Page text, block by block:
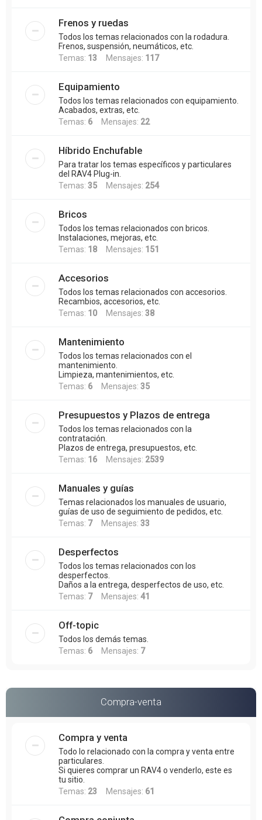
Frenos y ruedas
Todos los temas relacionados con la rodadura.
Frenos, suspensión, neumáticos, etc.
Temas: 13 Mensajes: 117
Equipamiento
Todos los temas relacionados con equipamiento.
Acabados, extras, etc.
Temas: 6 Mensajes: 22
Híbrido Enchufable
Para tratar los temas específicos y particulares
del RAV4 Plug-in.
Temas: 35 Mensajes: 254
Bricos
Todos los temas relacionados con bricos.
Instalaciones, mejoras, etc.
Temas: 18 Mensajes: 151
Accesorios
Todos los temas relacionados con accesorios.
Recambios, accesorios, etc.
Temas: 10 Mensajes: 38
Mantenimiento
Todos los temas relacionados con el
mantenimiento.
Limpieza, mantenimientos, etc.
Temas: 6 Mensajes: 35
Presupuestos y Plazos de entrega
Todos los temas relacionados con la
contratación.
Plazos de entrega, presupuestos, etc.
Temas: 16 Mensajes: 2539
Manuales y guías
Temas relacionados los manuales de usuario,
guías de uso de seguimiento de pedidos, etc.
Temas: 7Mensajes: 33
Desperfectos
Todos los temas relacionados con los
desperfectos.
Daños a la entrega, desperfectos de uso, etc.
Temas: 7Mensajes: 41
Off-topic
Todos los demás temas.
Temas: 6 Mensajes: 7
Compra-venta
Compra y venta
Todo lo relacionado con la compra y venta entre
particulares.
Si quieres comprar un RAV4 o venderlo, este es
tu sitio.
Temas: 23 Mensajes: 61